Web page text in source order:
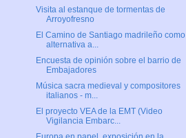
Visita al estanque de tormentas de
Arroyofresno
El Camino de Santiago madrileño como
alternativa a...
Encuesta de opinión sobre el barrio de
Embajadores
Música sacra medieval y compositores
italianos - m...
El proyecto VEA de la EMT (Video
Vigilancia Embarc...